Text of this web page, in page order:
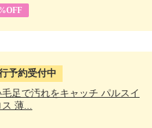
予約受付中
毛足で汚れをキャッチ パルスイ
ス 薄...